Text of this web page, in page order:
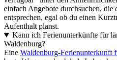
einfach Angebote durchsuchen, die
entsprechen, egal ob du einen
Aufenthalt planst.
Kann ich Ferienunterkünfte für
Waldenburg?
Eine Waldenburg-Ferienunterkunft